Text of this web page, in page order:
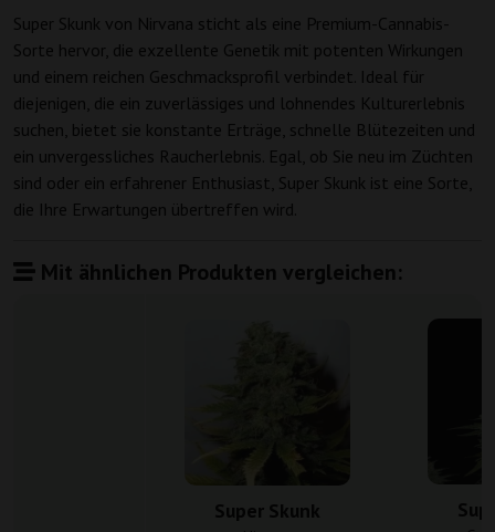
Super Skunk von Nirvana sticht als eine Premium-Cannabis-
Sorte hervor, die exzellente Genetik mit potenten Wirkungen
und einem reichen Geschmacksprofil verbindet. Ideal für
diejenigen, die ein zuverlässiges und lohnendes Kulturerlebnis
suchen, bietet sie konstante Erträge, schnelle Blütezeiten und
ein unvergessliches Raucherlebnis. Egal, ob Sie neu im Züchten
sind oder ein erfahrener Enthusiast, Super Skunk ist eine Sorte,
die Ihre Erwartungen übertreffen wird.
Mit ähnlichen Produkten vergleichen:
Super Skunk